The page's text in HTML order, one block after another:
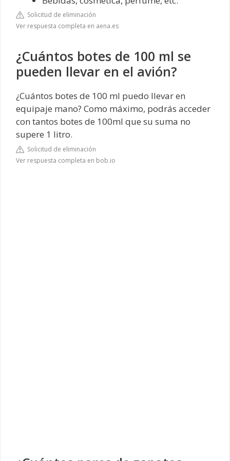
Solicitud de eliminación
Ver respuesta completa en aena.es
¿Cuántos botes de 100 ml se
pueden llevar en el avión?
¿Cuántos botes de 100 ml puedo llevar en
equipaje mano? Como máximo, podrás acceder
con tantos botes de 100ml que su suma no
supere 1 litro.
Solicitud de eliminación
Ver respuesta completa en bob.io